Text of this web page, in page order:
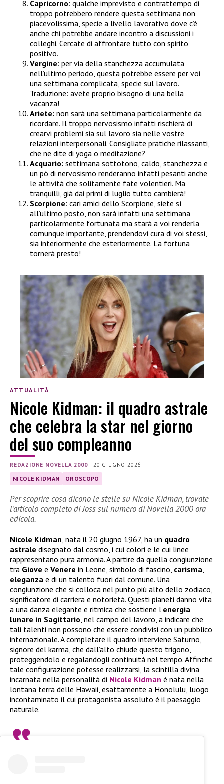
Capricorno: qualche imprevisto e contrattempo di
troppo potrebbero rendere questa settimana non
piacevolissima, specie a livello lavorativo dove c’è
anche chi potrebbe andare incontro a discussioni i
colleghi. Cercate di affrontare tutto con spirito
positivo.
Vergine: per via della stanchezza accumulata
nell’ultimo periodo, questa potrebbe essere per voi
una settimana complicata, specie sul lavoro.
Traduzione: avete proprio bisogno di una bella
vacanza!
Ariete: non sarà una settimana particolarmente da
ricordare. Il troppo nervosismo infatti rischierà di
crearvi problemi sia sul lavoro sia nelle vostre
relazioni interpersonali. Consigliate pratiche rilassanti,
che ne dite di yoga o meditazione?
Acquario: settimana sottotono, caldo, stanchezza e
un pò di nervosismo renderanno infatti pesanti anche
le attività che solitamente fate volentieri. Ma
tranquilli, già dai primi di luglio tutto cambierà!
Scorpione: cari amici dello Scorpione, siete sì
all’ultimo posto, non sarà infatti una settimana
particolarmente fortunata ma starà a voi renderla
comunque importante, prendendovi cura di voi stessi,
sia interiormente che esteriormente. La fortuna
tornerà presto!
ATTUALITÀ
Nicole Kidman: il quadro astrale
che celebra la star nel giorno
del suo compleanno
REDAZIONE NOVELLA 2000|20 GIUGNO 2026
NICOLE KIDMAN OROSCOPO
Per scoprire cosa dicono le stelle su Nicole Kidman, trovate
l’articolo completo di Joss sul numero di Novella 2000 ora
edicola.
Nicole Kidman , nata il 20 giugno 1967, ha un quadro
astrale disegnato dal cosmo, i cui colori e le cui linee
rappresentano pura armonia. A partire da quella congiunzione
tra Giove e Venere in Leone, simbolo di fascino, carisma
eleganza e di un talento fuori dal comune. Una
congiunzione che si colloca nel punto più alto dello zodiaco,
significatore di carriera e notorietà. Questi pianeti danno vita
a una danza elegante e ritmica che sostiene l’energia
lunare in Sagittario , nel campo del lavoro, a indicare che
tali talenti non possono che essere condivisi con un pubblico
internazionale. A completare il quadro interviene Saturno,
signore del karma, che dall’alto chiude questo trigono,
proteggendolo e regalandogli continuità nel tempo. Affinché
tale configurazione potesse realizzarsi, la scintilla divina
incarnata nella personalità di Nicole Kidman è nata nella
lontana terra delle Hawaii, esattamente a Honolulu, luogo
incontaminato il cui protagonista assoluto è il paesaggio
naturale.